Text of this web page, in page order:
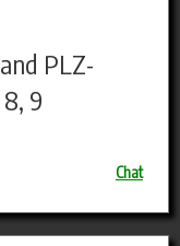
PLZ-
9
Chat